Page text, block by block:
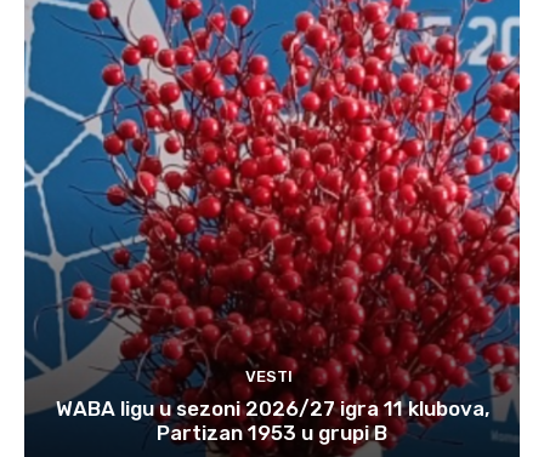
VESTI
WABA ligu u sezoni 2026/27 igra 11 klubova,
Partizan 1953 u grupi B